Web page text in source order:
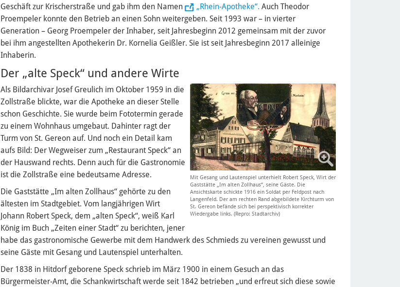
Geschäft zur Krischerstraße und gab ihm den Namen
„Rhein-Apotheke“. Auch Theodor
Proempeler konnte den Betrieb an einen Sohn weitergeben. Seit 1993 war – in vierter
Generation – Georg Proempeler der Inhaber, seit Jahresbeginn 2012 gemeinsam mit der zuvor
bei ihm angestellten Apothekerin Dr. Kornelia Geißler. Sie ist seit Jahresbeginn 2017 alleinige
Inhaberin.
Der „alte Speck“ und andere Wirte
Mit Gesang und Lautenspiel unterhielt Robert Speck, Wirt der
Gaststätte „Im alten Zollhaus“, seine Gäste. Die
Ansichtskarte schickte 1916 ein Soldat per Feldpost nach
Langenfeld. Der am rechten Rand abgebildete Kirchturm von
St. Gereon befände sich bei perspektivisch korrekter
Wiedergabe links. (Repro: Stadtarchiv)
Als Bildarchivar Josef Greulich im Oktober 1959 in die
Zollstraße blickte, war die Apotheke an dieser Stelle
schon Geschichte. Sie wurde beim Fototermin gerade
zu einem Wohnhaus umgebaut. Dahinter ragt der
Turm von St. Gereon auf. Und noch ein Detail kam
aufs Bild: Der Wegweiser zum „Restaurant Speck“ an
der Hauswand rechts. Denn auch für die Gastronomie
ist die Zollstraße eine bedeutsame Adresse.
Die Gaststätte „Im alten Zollhaus“ gehörte zu den
ältesten im Stadtgebiet. Vom langjährigen Wirt
Johann Robert Speck, dem „alten Speck“, weiß Karl
König im Buch „Zeiten einer Stadt“ zu berichten, jener
habe das gastronomische Gewerbe mit dem Handwerk des Schmieds zu vereinen gewusst und
seine Gäste mit Gesang und Lautenspiel unterhalten.
Der 1838 in Hitdorf geborene Speck schrieb im März 1900 in einem Gesuch an das
Bürgermeister-Amt, die Schankwirtschaft werde seit 1842 betrieben „und erfreut sich diese sowie